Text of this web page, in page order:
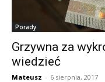
Porady
Grzywna za
wiedzieć
Mateusz - 6 sierpnia, 2017